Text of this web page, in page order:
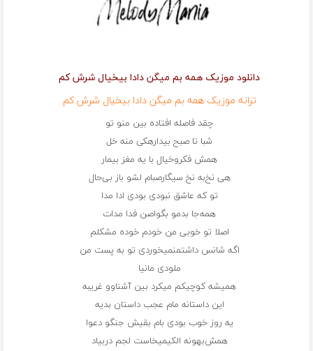
دانلود موزیک همه بم میگن دادا بیخیال شرش کم
ترانه موزیک همه بم میگن دادا بیخیال شرش کم
چقد فاصله افتاده بین منو تو
شبا تا صبح بیدارهکی منه خل
همش فکروخیال با یه مغز بیمار
هی نخ‌به نخ سیگارصبام لشو باز بی‌حال
تو که عاشق نبودی بودی ادا مدا
همه‌جا بدمو بگواصن فدا مدات
اصلا تو خوبی من خودم خوده مشکلم
اگه شانس داشتمنمیخوردی تو به پست من
ملودی مانیا
همیشه کوچیکم میکرد بین آشناوو غریبه
این داستانه مام عجب داستان بدیه
یه روز خوب بودی بام بقیش جنگو دعوا
همش‌بهونه الکیمیخاست لجم دربیاد